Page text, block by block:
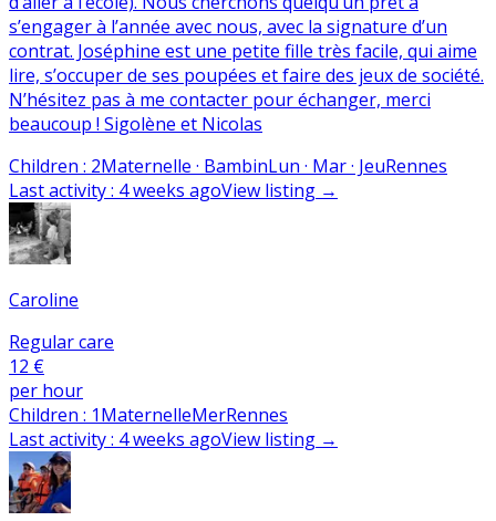
s’engager à l’année avec nous, avec la signature d’un
contrat. Joséphine est une petite fille très facile, qui aime
lire, s’occuper de ses poupées et faire des jeux de société.
N’hésitez pas à me contacter pour échanger, merci
beaucoup ! Sigolène et Nicolas
Children : 2Maternelle · BambinLun · Mar · JeuRennes
Last activity: 4 weeks agoView listing →
Caroline
Regular care
12 €
per hour
Children : 1MaternelleMerRennes
Last activity: 4 weeks agoView listing →